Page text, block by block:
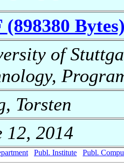
(898380
of
Torsten
12, 2014
Publ. Institute Publ.